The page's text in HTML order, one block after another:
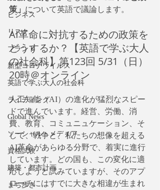
ビジネス
リスク
ブランド
新型コロナウイルス
英語で学ぶ大人の社会科
ライティング
Global News
ソーシャル・メディア
資格試験
建築・都市計画
まち歩き
策」 について英語で議論します。
AI革命に対抗するための政策を
どうするか？【英語で学ぶ大人
の社会科】第123回 5/31（日）
20時＠オンライン
人工知能（AI）の進化が猛烈なスピー
ドで進んでいます。経営、労働、消
費、教育、コミュニュケーション、そ
して、戦争と、私たちの想像を超える
AI革命があらゆる分野で、着実に進行
しています。どの国も、この変化に適
応しようと試みていますが、そのアプ
ローチにはすでに大きな相違が生まれ